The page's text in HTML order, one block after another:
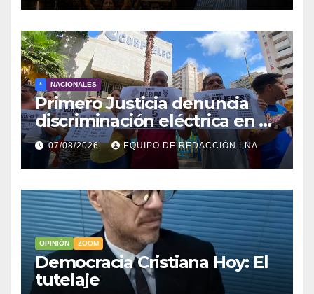
* NACIONALES
Primero Justicia denuncia
discriminación eléctrica en el
interior del país
07/08/2026 EQUIPO DE REDACCIÓN LNA
OPINIÓN ZOOM
Democracia Cristiana Hoy: El
tutelaje